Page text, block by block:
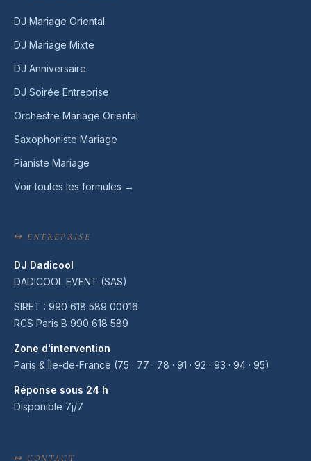
DJ Mariage Oriental
DJ Mariage Mixte
DJ Anniversaire
DJ Soirée Entreprise
Orchestre Mariage Oriental
Saxophoniste Mariage
Pianiste Mariage
Voir toutes les formules →
↦ ENTREPRISE
DJ Dadicool
DADICOOL EVENT (SAS)
SIRET : 990 618 589 00016
RCS Paris B 990 618 589
Zone d'intervention
Paris & Île-de-France (75 · 77 · 78 · 91 · 92 · 93 · 94 · 95)
Réponse sous 24 h
Disponible 7j/7
↦ CONTACT